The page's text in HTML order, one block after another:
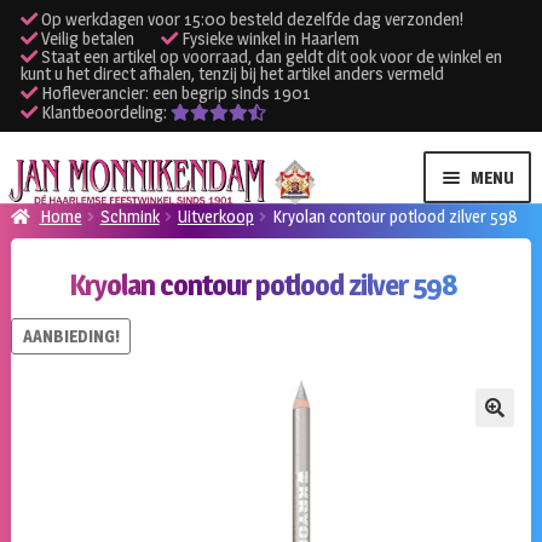
Op werkdagen voor 15:00 besteld dezelfde dag verzonden!
Veilig betalen
Fysieke winkel in Haarlem
Staat een artikel op voorraad, dan geldt dit ook voor de winkel en
kunt u het direct afhalen, tenzij bij het artikel anders vermeld
Hofleverancier: een begrip sinds 1901
Klantbeoordeling:
Ga
door
naar
Ga
naar
de
MENU
Verhuur apparatuur
Home Schmink Uitverkoop Kryolan contour potlood zilver 598
Kryolan contour potlood zilver 598
AANBIEDING!